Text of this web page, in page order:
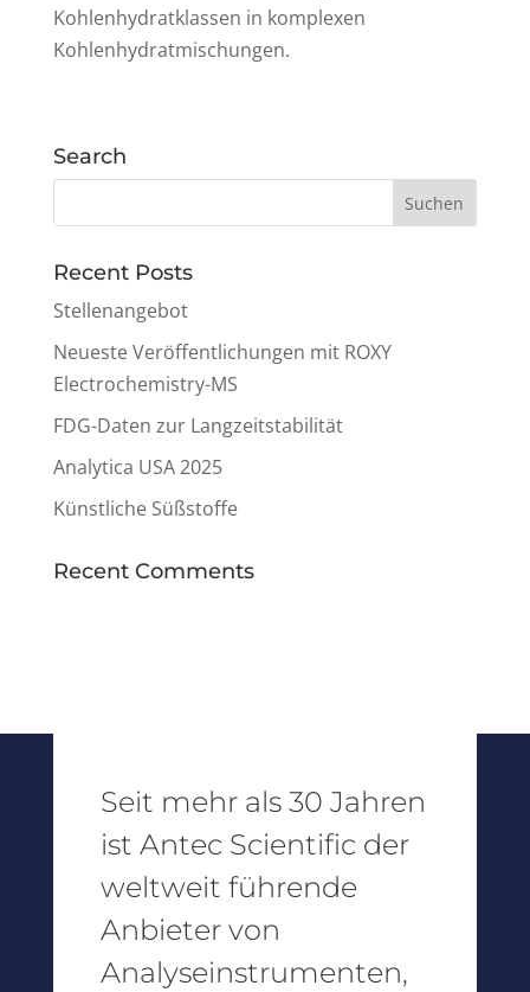
Kohlenhydratklassen in komplexen
Kohlenhydratmischungen.
Search
Recent Posts
Stellenangebot
Neueste Veröffentlichungen mit ROXY
Electrochemistry-MS
FDG-Daten zur Langzeitstabilität
Analytica USA 2025
Künstliche Süßstoffe
Recent Comments
Seit mehr als 30 Jahren
ist Antec Scientific der
weltweit führende
Anbieter von
Analyseinstrumenten,